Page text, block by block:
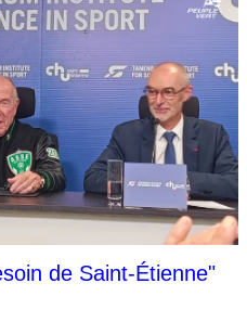
de Saint-Étienne"